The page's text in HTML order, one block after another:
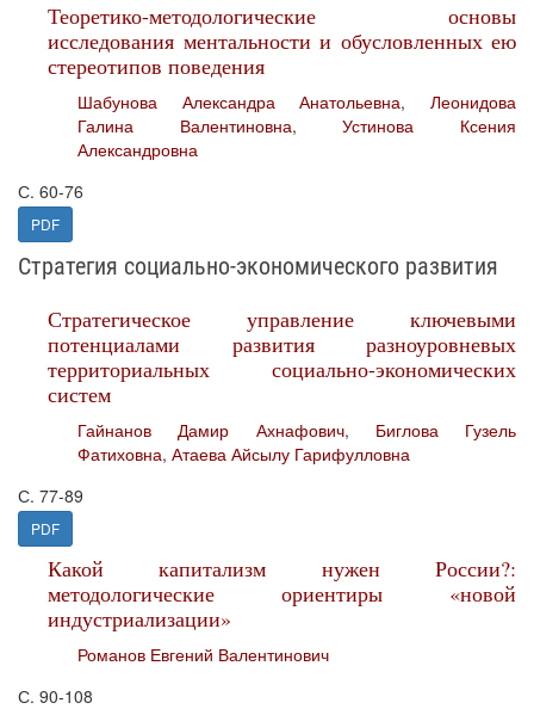
Теоретико-методологические основы
исследования ментальности и обусловленных ею
стереотипов поведения
Шабунова Александра Анатольевна,Леонидова
Галина Валентиновна,Устинова Ксения
Александровна
С. 60-76
PDF
Стратегия социально-экономического развития
Стратегическое управление ключевыми
потенциалами развития разноуровневых
территориальных социально-экономических
систем
Гайнанов Дамир Ахнафович, Биглова Гузель
Фатиховна, Атаева Айсылу Гарифулловна
С. 77-89
PDF
Какой капитализм нужен России?:
методологические ориентиры «новой
индустриализации»
Романов Евгений Валентинович
С. 90-108